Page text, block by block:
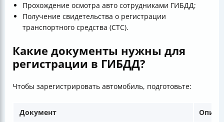
Прохождение осмотра авто сотрудниками ГИБДД;
Получение свидетельства о регистрации
транспортного средства (СТС).
Какие документы нужны для
регистрации в ГИБДД?
Чтобы зарегистрировать автомобиль, подготовьте:
Документ